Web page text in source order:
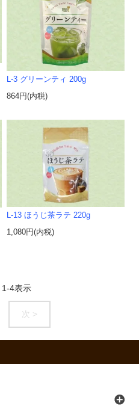
L-3 グリーンティ 200g
864円(内税)
L-13 ほうじ茶ラテ 220g
1,080円(内税)
1-4表示
次 >